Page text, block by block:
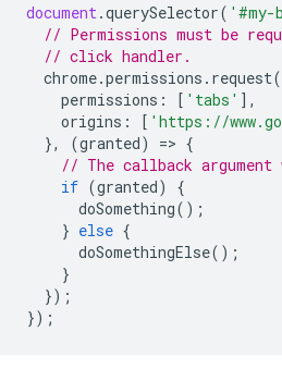
document.querySelector( '#my-
// Permissions must be
// click handler.
chrome.permissions . request
permissions : [ 'tabs' ],
origins : [ 'https://
},
(granted) => {
// The callback
if (granted)
{
doSomething();
} else {
doSomethingElse();
}
});
});